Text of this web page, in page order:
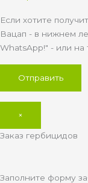
Если хотите
Вацап - в нижнем
WhatsApp!" - или на
×
Заказ гербицидов
Заполните форму